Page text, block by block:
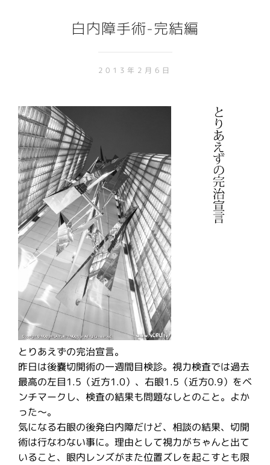
白内障手術-完結編
2013年2月6日
とりあえずの完治宣言。
昨日は後嚢切開術の一週間目検診。視力検査では過去
最高の左目1.5（近方1.0）、右眼1.5（近方0.9）をベ
ンチマークし、検査の結果も問題なしとのこと。よか
った〜。
気になる右眼の後発白内障だけど、相談の結果、切開
術は行なわない事に。理由として視力がちゃんと出て
いること、眼内レンズがまた位置ズレを起こすとも限